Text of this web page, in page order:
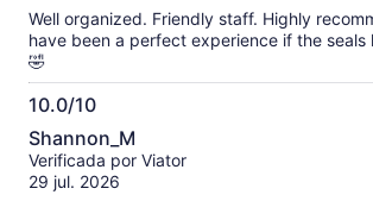
Well organized. Friendly staff. Highly
have been a perfect experience if the seals
🤣
10.0/10
10.0
de
10
Shannon_M
Verificada por Viator
29 jul. 2026